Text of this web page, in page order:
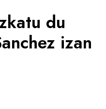
du
izan